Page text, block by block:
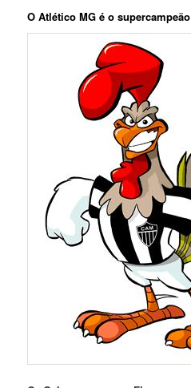
O Atlético MG é o